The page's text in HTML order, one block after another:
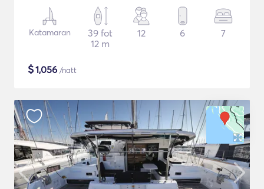
Katamaran
39 fot
12 m
12 6 7
$1,056 /natt